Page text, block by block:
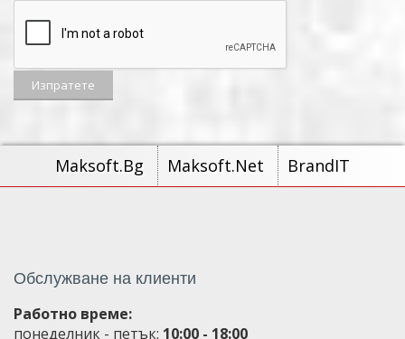
Maksoft.Bg Maksoft.Net BrandIT
Обслужване на клиенти
Работно време:
понеделник - петък: 10:00 - 18:00